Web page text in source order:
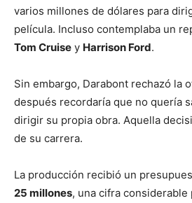
varios millones de dólares para
película. Incluso contemplaba un
Tom Cruise y Harrison Ford.
Sin embargo, Darabont rechazó la
después recordaría que no quería
dirigir su propia obra. Aquella
de su carrera.
La producción recibió un
25 millones, una cifra considerable